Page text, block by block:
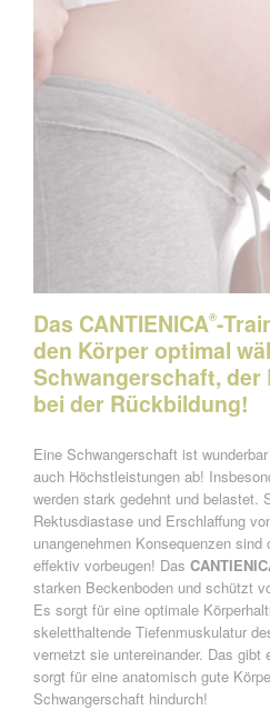
Das CANTIENICA®-
den Körper optimal
Schwangerschaft,
bei der Rückbildung!
Eine Schwangerschaft ist
auch Höchstleistungen ab!
werden stark gedehnt und belastet.
Rektusdiastase und Erschlaffung
unangenehmen Konsequenzen
effektiv vorbeugen! Das
starken Beckenboden und schützt
Es sorgt für eine optimale
skeletthaltende Tiefenmuskulatur
vernetzt sie untereinander. Das gibt
sorgt für eine anatomisch gute
Schwangerschaft hindurch!